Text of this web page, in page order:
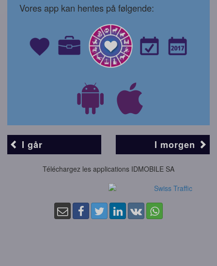
Vores app kan hentes på følgende:
I går I morgen
Téléchargez les applications IDMOBILE SA